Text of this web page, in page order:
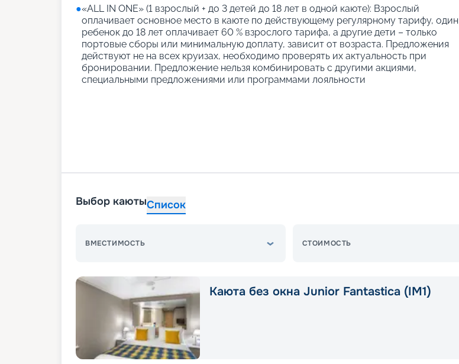
●«АLL IN ONE» (1 взрослый + до 3 детей до 18 лет в одной каюте): Взрослый
оплачивает основное место в каюте по действующему регулярному тарифу, один
ребенок до 18 лет оплачивает 60 % взрослого тарифа, а другие дети – только
портовые сборы или минимальную доплату, зависит от возраста. Предложения
действуют не на всех круизах, необходимо проверять их актуальность при
бронировании. Предложение нельзя комбинировать с другими акциями,
специальными предложениями или программами лояльности
Выбор каютыСписок
ВМЕСТИМОСТЬ СТОИМОСТЬ
Каюта без окна Junior Fantastica (IM1)